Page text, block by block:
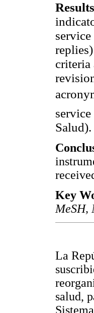
Results
criteria
Salud).
Key
MeSH,
La
salud,